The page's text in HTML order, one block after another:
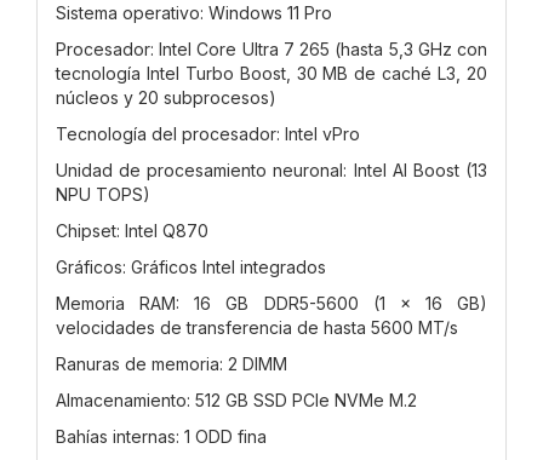
Sistema operativo: Windows 11 Pro
Procesador: Intel Core Ultra 7 265 (hasta 5,3 GHz con
tecnología Intel Turbo Boost, 30 MB de caché L3, 20
núcleos y 20 subprocesos)
Tecnología del procesador: Intel vPro
Unidad de procesamiento neuronal: Intel AI Boost (13
NPU TOPS)
Chipset: Intel Q870
Gráficos: Gráficos Intel integrados
Memoria RAM: 16 GB DDR5-5600 (1 x 16 GB)
velocidades de transferencia de hasta 5600 MT/s
Ranuras de memoria: 2 DIMM
Almacenamiento: 512 GB SSD PCIe NVMe M.2
Bahías internas: 1 ODD fina